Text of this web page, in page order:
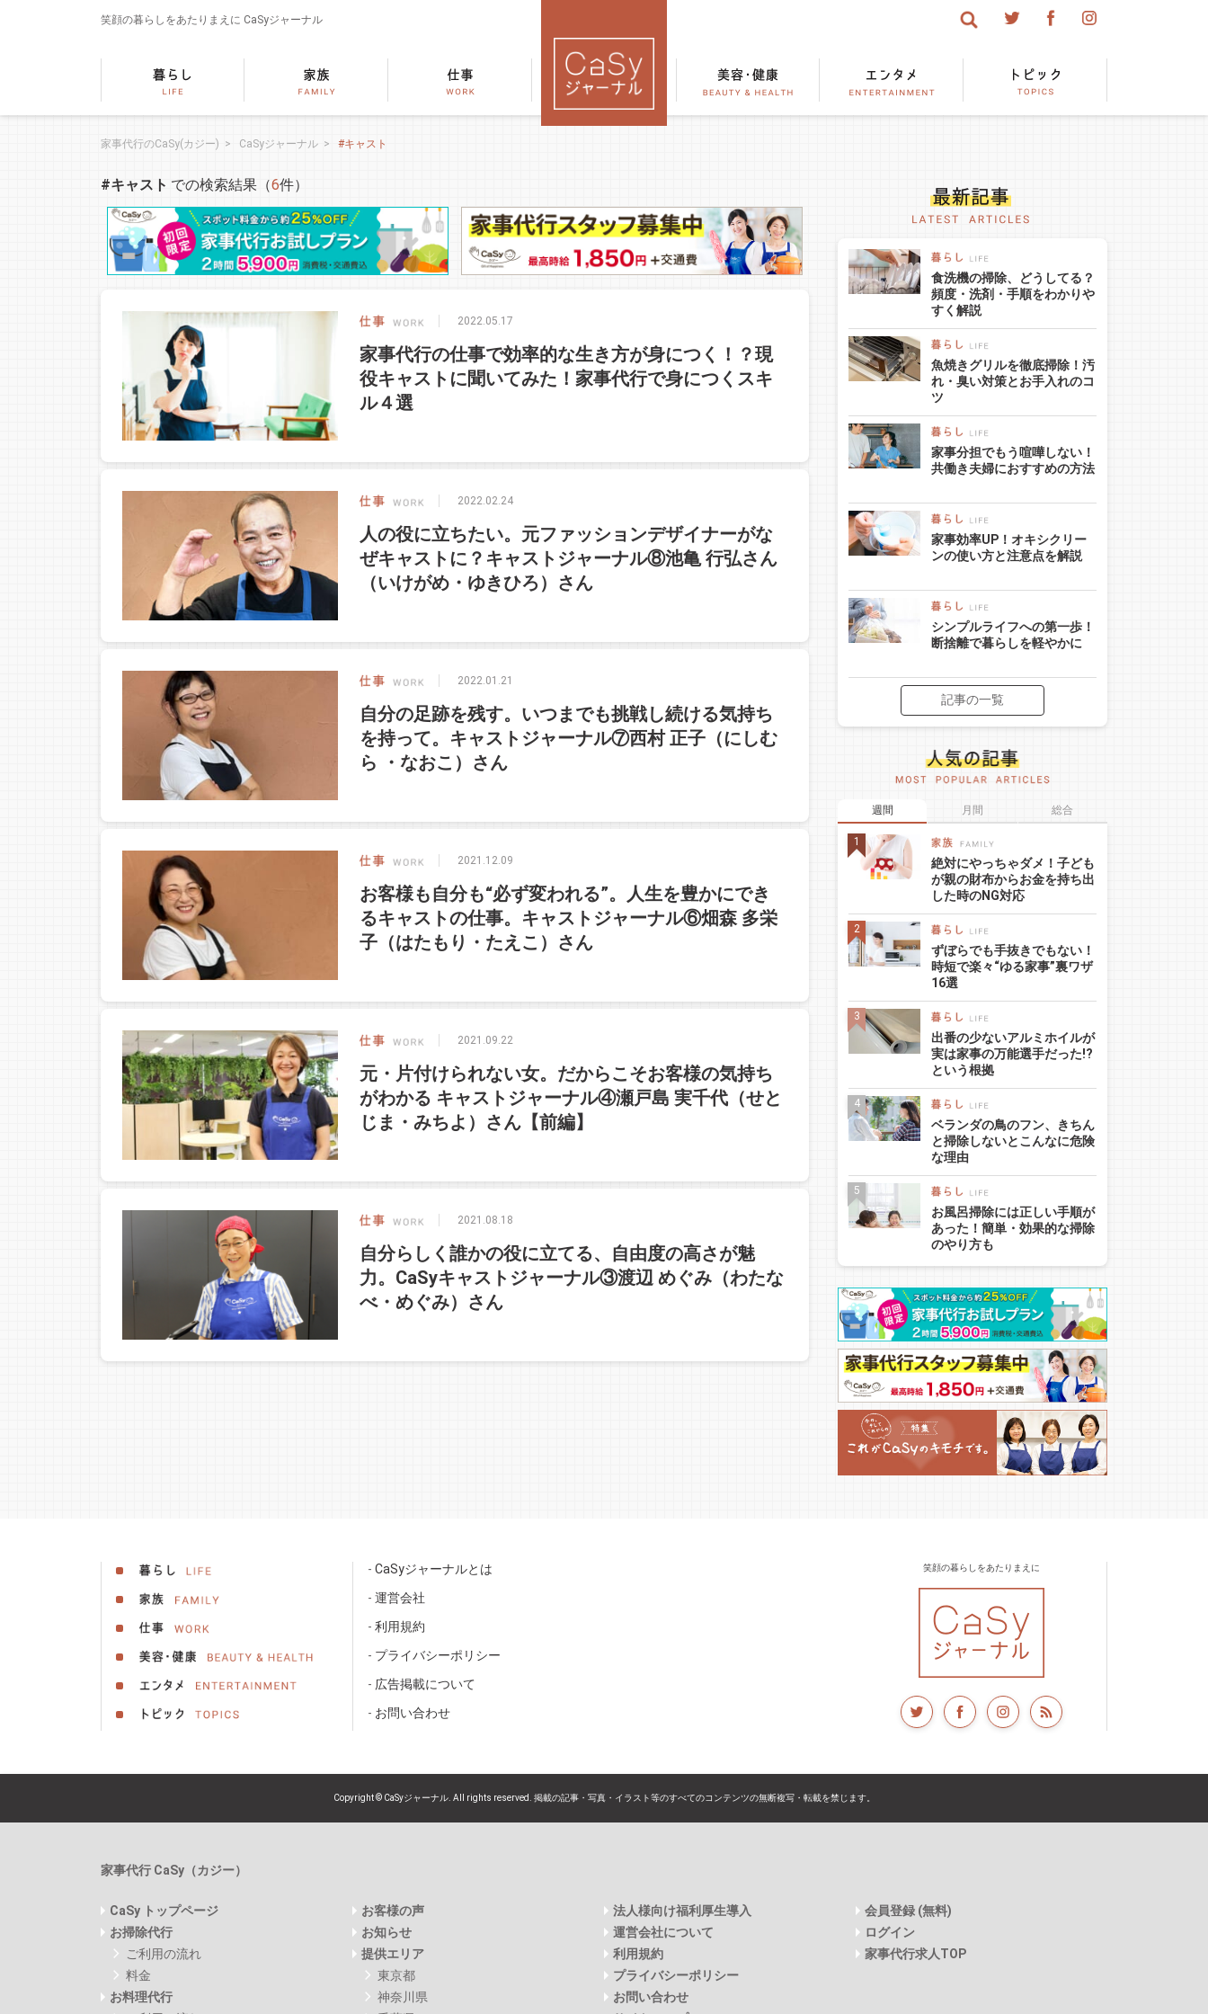
笑顔の暮らしをあたりまえに CaSyジャーナル
家事代行のCaSy(カジー) > CaSyジャーナル > #キャスト
#キャスト での検索結果（6件）
2022.05.17
家事代行の仕事で効率的な生き方が身につく！？現
役キャストに聞いてみた！家事代行で身につくスキ
ル４選
2022.02.24
人の役に立ちたい。元ファッションデザイナーがな
ぜキャストに？キャストジャーナル⑧池亀 行弘さん
（いけがめ・ゆきひろ）さん
2022.01.21
自分の足跡を残す。いつまでも挑戦し続ける気持ち
を持って。キャストジャーナル⑦西村 正子（にしむ
ら ・なおこ）さん
2021.12.09
お客様も自分も“必ず変われる”。人生を豊かにでき
るキャストの仕事。キャストジャーナル⑥畑森 多栄
子（はたもり・たえこ）さん
2021.09.22
元・片付けられない女。だからこそお客様の気持ち
がわかる キャストジャーナル④瀬戸島 実千代（せと
じま・みちよ）さん【前編】
2021.08.18
自分らしく誰かの役に立てる、自由度の高さが魅
力。CaSyキャストジャーナル③渡辺 めぐみ（わたな
べ・めぐみ）さん
食洗機の掃除、どうしてる？
頻度・洗剤・手順をわかりや
すく解説
魚焼きグリルを徹底掃除！汚
れ・臭い対策とお手入れのコ
ツ
家事分担でもう喧嘩しない！
共働き夫婦におすすめの方法
家事効率UP！オキシクリー
ンの使い方と注意点を解説
シンプルライフへの第一歩！
断捨離で暮らしを軽やかに
記事の一覧
週間 月間 総合
絶対にやっちゃダメ！子ども
が親の財布からお金を持ち出
した時のNG対応
ずぼらでも手抜きでもない！
時短で楽々“ゆる家事”裏ワザ
16選
出番の少ないアルミホイルが
実は家事の万能選手だった!?
という根拠
ベランダの鳥のフン、きちん
と掃除しないとこんなに危険
な理由
お風呂掃除には正しい手順が
あった！簡単・効果的な掃除
のやり方も
CaSyジャーナルとは
運営会社
利用規約
プライバシーポリシー
広告掲載について
お問い合わせ
笑顔の暮らしをあたりまえに
Copyright © CaSyジャーナル. All rights reserved. 掲載の記事・写真・イラスト等のすべてのコンテンツの無断複写・転載を禁じます。
家事代行 CaSy（カジー）
CaSy トップページ
お掃除代行
ご利用の流れ
料金
お料理代行
お客様の声
お知らせ
提供エリア
東京都
神奈川県
法人様向け福利厚生導入
運営会社について
利用規約
プライバシーポリシー
お問い合わせ
会員登録 (無料)
ログイン
家事代行求人TOP